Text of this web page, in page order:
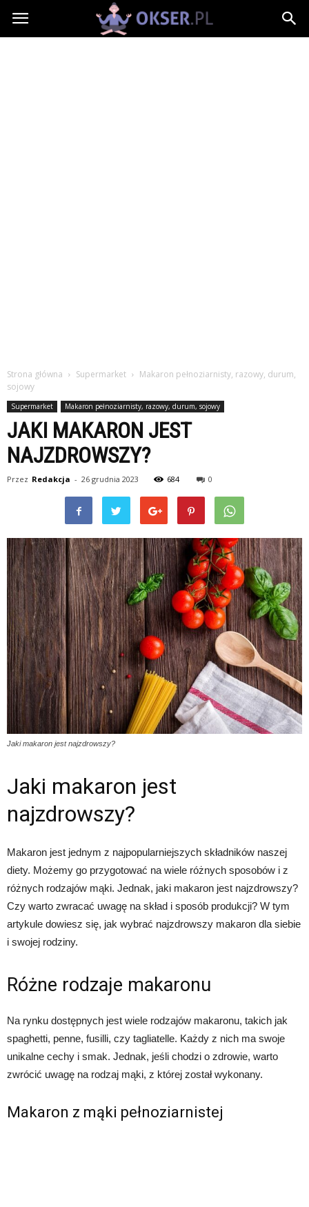
Okser.pl
Strona główna Supermarket
Makaron pełnoziarnisty, razowy, durum,
sojowy
Supermarket Makaron pełnoziarnisty, razowy, durum, sojowy
JAKI MAKARON JEST
NAJZDROWSZY?
Przez Redakcja - 26 grudnia 2023 684 0
Jaki makaron jest najzdrowszy?
Jaki makaron jest
najzdrowszy?
Makaron jest jednym z najpopularniejszych składników naszej
diety. Możemy go przygotować na wiele różnych sposobów i z
różnych rodzajów mąki. Jednak, jaki makaron jest najzdrowszy?
Czy warto zwracać uwagę na skład i sposób produkcji? W tym
artykule dowiesz się, jak wybrać najzdrowszy makaron dla siebie
i swojej rodziny.
Różne rodzaje makaronu
Na rynku dostępnych jest wiele rodzajów makaronu, takich jak
spaghetti, penne, fusilli, czy tagliatelle. Każdy z nich ma swoje
unikalne cechy i smak. Jednak, jeśli chodzi o zdrowie, warto
zwrócić uwagę na rodzaj mąki, z której został wykonany.
Makaron z mąki pełnoziarnistej